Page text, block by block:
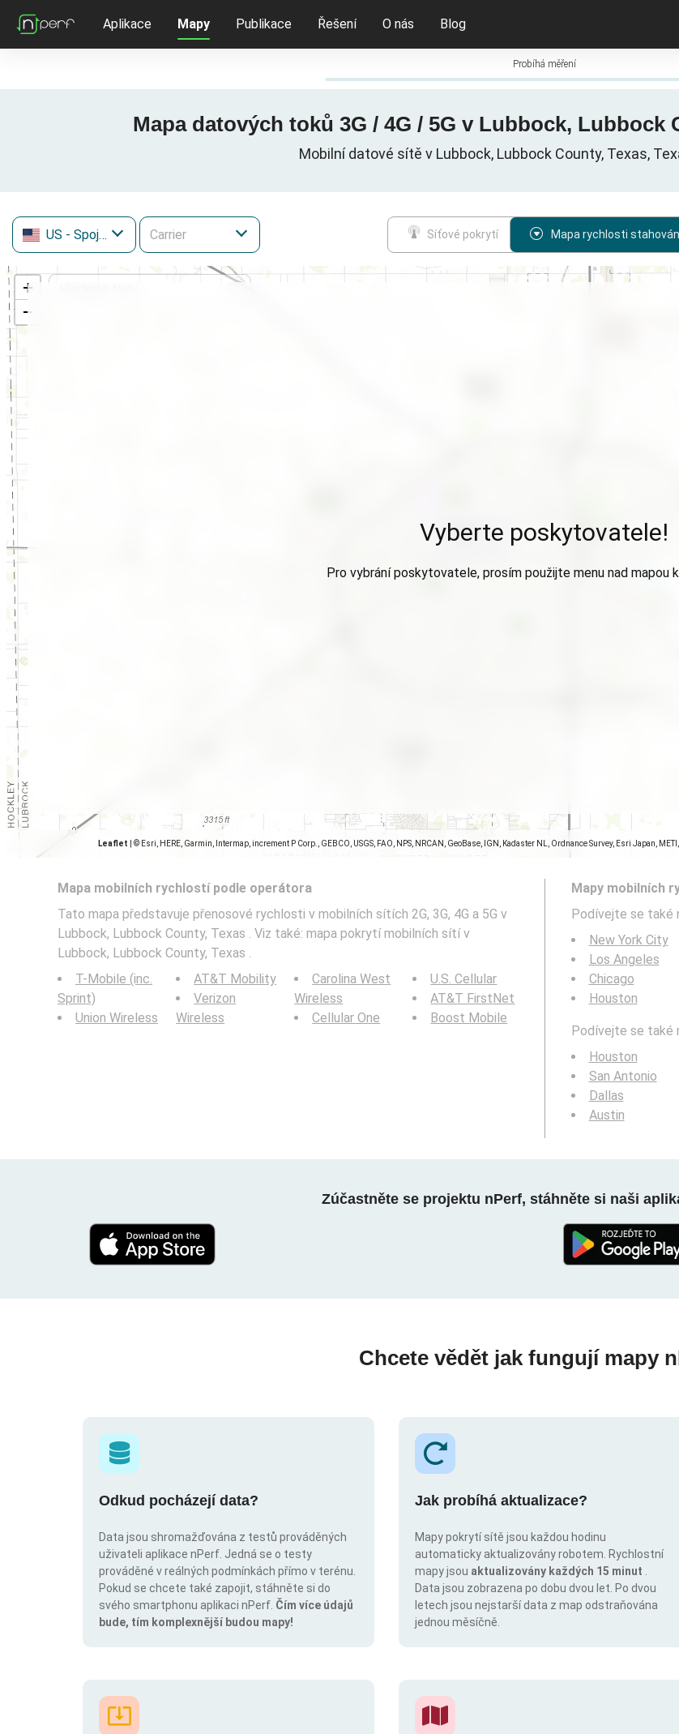
Aplikace Mapy Publikace Řešení O nás Blog
Probíhá měření
Mapa datových toků 3G / 4G / 5G v Lubbock, Lubbock
Mobilní datové sítě v Lubbock, Lubbock County, Texas,
US - Spojené státy Síťové pokrytí Mapa rychlosti
+
−
Leaflet © Esri, HERE, Garmin, Intermap, increment P Corp., GEBCO, USGS, FAO, NPS, NRCAN, GeoBase, IGN, Kadaster NL, Ordnance Survey, Esri Japan,
Vyberte poskytovatele!
Pro vybrání poskytovatele, prosím použijte menu nad mapou
Mapa mobilních rychlostí podle operátora
Tato mapa představuje přenosové rychlosti v mobilních sítích 2G, 3G, 4G a 5G v
Lubbock, Lubbock County, Texas . Viz také: mapa pokrytí mobilních sítí v
Lubbock, Lubbock County, Texas .
T-Mobile (inc.
Sprint)
Union Wireless
AT&T Mobility
Verizon
Wireless
Carolina West
Wireless
Cellular One
U.S. Cellular
AT&T FirstNet
Boost Mobile
Mapy mobilních
Podívejte se také
New York City
Los Angeles
Chicago
Houston
Podívejte se také
Houston
San Antonio
Dallas
Austin
Zúčastněte se projektu nPerf, stáhněte si naši
Chcete vědět jak fungují mapy
Odkud pocházejí data?
Data jsou shromažďována z testů prováděných
uživateli aplikace nPerf. Jedná se o testy
prováděné v reálných podmínkách přímo v terénu.
Pokud se chcete také zapojit, stáhněte si do
svého smartphonu aplikaci nPerf. Čím více údajů
bude, tím komplexnější budou mapy!
Jak probíhá aktualizace?
Mapy pokrytí sítě jsou každou hodinu
automaticky aktualizovány robotem. Rychlostní
mapy jsou aktualizovány každých 15 minut
Data jsou zobrazena po dobu dvou let. Po dvou
letech jsou nejstarší data z map odstraňována
jednou měsíčně.